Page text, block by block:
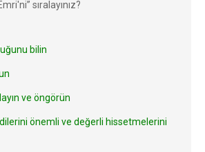
sıralayınız?
bilin
ve öngörün
önemli ve değerli hissetmelerini